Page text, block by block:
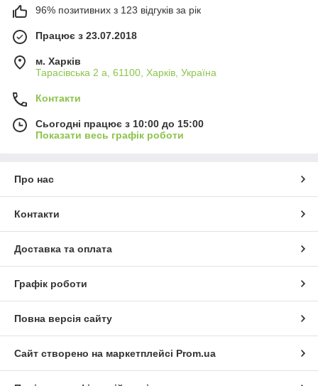
96% позитивних з 123 відгуків за рік
Працює з 23.07.2018
м. Харків
Тарасівська 2 а, 61100, Харків, Україна
Контакти
Сьогодні працює з 10:00 до 15:00
Показати весь графік роботи
Про нас
Контакти
Доставка та оплата
Графік роботи
Повна версія сайту
Сайт створено на маркетплейсі Prom.ua